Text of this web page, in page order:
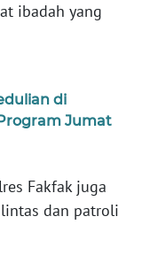
ibadah yang
di
Jumat
Fakfak juga
dan patroli